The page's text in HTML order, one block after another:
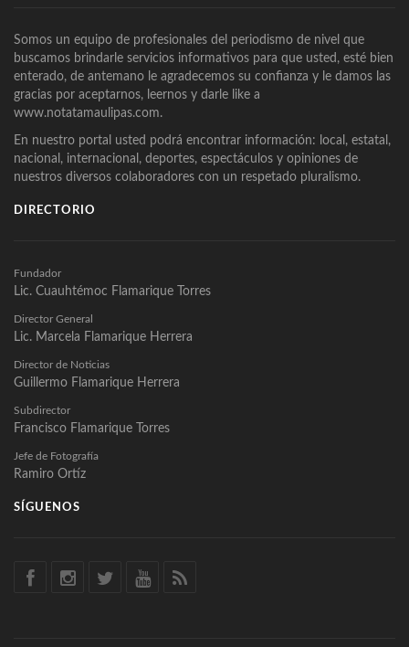
Somos un equipo de profesionales del periodismo de nivel que
buscamos brindarle servicios informativos para que usted, esté bien
enterado, de antemano le agradecemos su confianza y le damos las
gracias por aceptarnos, leernos y darle like a
www.notatamaulipas.com.
En nuestro portal usted podrá encontrar información: local, estatal,
nacional, internacional, deportes, espectáculos y opiniones de
nuestros diversos colaboradores con un respetado pluralismo.
DIRECTORIO
Fundador
Lic. Cuauhtémoc Flamarique Torres
Director General
Lic. Marcela Flamarique Herrera
Director de Noticias
Guillermo Flamarique Herrera
Subdirector
Francisco Flamarique Torres
Jefe de Fotografía
Ramiro Ortíz
SÍGUENOS